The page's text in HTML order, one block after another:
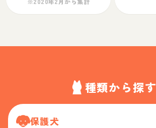
種類から探す
保護犬